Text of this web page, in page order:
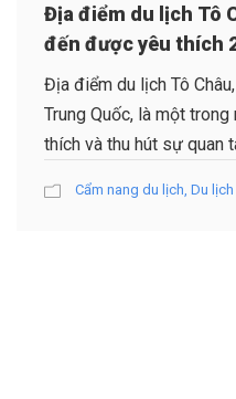
Địa điểm du lịch Tô
đến được yêu thích
Địa điểm du lịch Tô
Trung Quốc, là một
thích và thu hút sự quan
Cẩm nang du lịch Du